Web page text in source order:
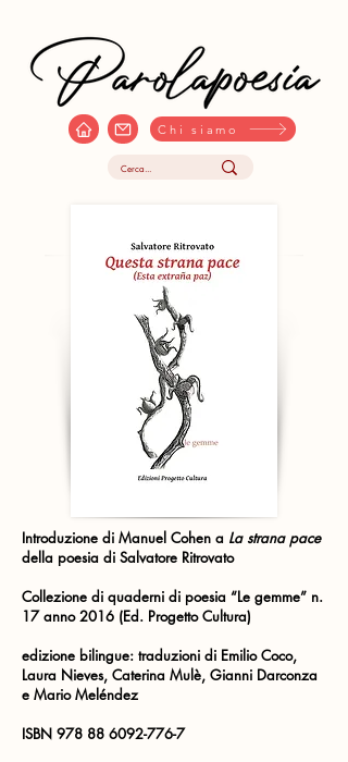
Chi siamo
Introduzione di Manuel Cohen a La strana pace
della poesia di Salvatore Ritrovato
Collezione di quaderni di poesia “Le gemme” n.
17 anno 2016 (Ed. Progetto Cultura)
edizione bilingue: traduzioni di Emilio Coco,
Laura Nieves, Caterina Mulè, Gianni Darconza
e Mario Meléndez
ISBN 978 88 6092-776-7